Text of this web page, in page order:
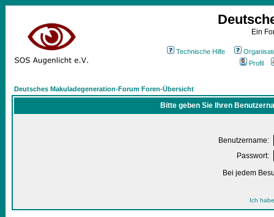
Ein
Technische Hilfe
Profil
Deutsches Makuladegeneration-Forum Foren-Übersicht
Bitte geben Sie Ihren
Benutzername:
Passwort:
Bei jedem
Ich